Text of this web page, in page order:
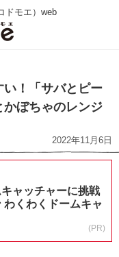
ドモエ）web
！「サバとピー
ぼちゃのレンジ
2022年11月6日
キャッチャーに挑戦
わくわくドームキャ
(PR)